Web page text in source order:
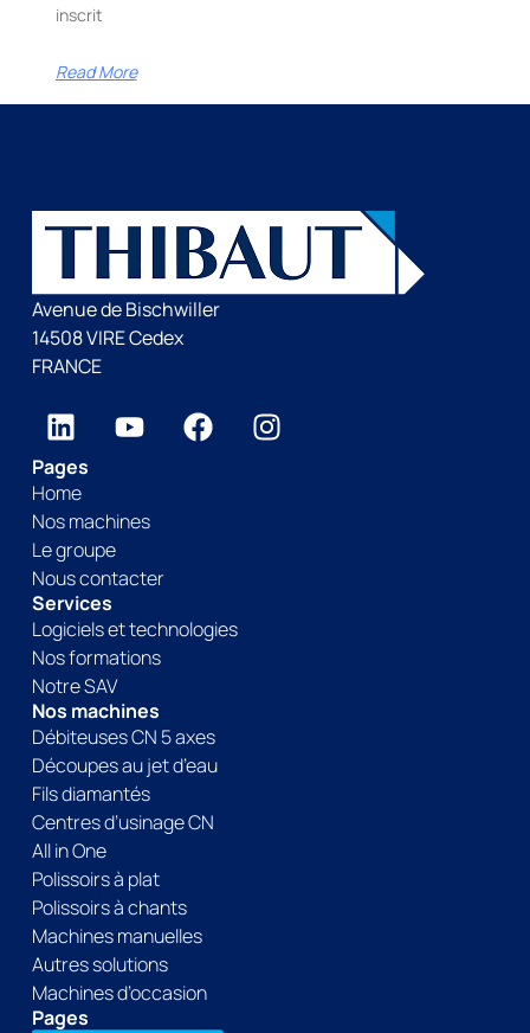
inscrit
Read More
Avenue de Bischwiller
14508 VIRE Cedex
FRANCE
Pages
Home
Nos machines
Le groupe
Nous contacter
Services
Logiciels et technologies
Nos formations
Notre SAV
Nos machines
Débiteuses CN 5 axes
Découpes au jet d’eau
Fils diamantés
Centres d’usinage CN
All in One
Polissoirs à plat
Polissoirs à chants
Machines manuelles
Autres solutions
Machines d’occasion
Pages